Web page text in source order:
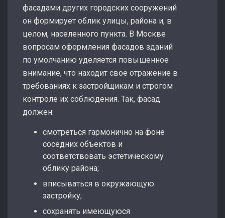
фасадами других городских сооружений
он формирует облик улицы, района и, в
целом, населенного пункта. В Москве
вопросам оформления фасадов зданий
по умолчанию уделяется повышенное
внимание, что находит свое отражение в
требованиях к застройщикам и строгом
контроле их соблюдения. Так, фасад
должен:
смотреться гармонично на фоне
соседних объектов и
соответствовать эстетическому
облику района;
вписываться в окружающую
застройку;
сохранять имеющуюся